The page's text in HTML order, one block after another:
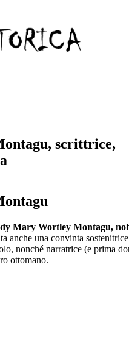
scrittrice,
Mary Wortley Montagu,
anche una convinta
nonché narratrice (e prima
ottomano.